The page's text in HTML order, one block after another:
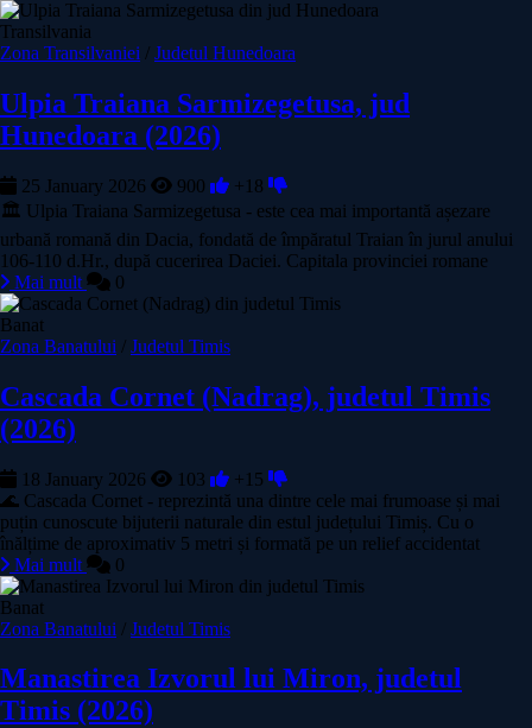
Transilvania
Zona Transilvaniei / Judetul Hunedoara
Ulpia Traiana Sarmizegetusa, jud
Hunedoara (2026)
25 January 2026 900
+18
🏛️ Ulpia Traiana Sarmizegetusa - este cea mai importantă așezare
urbană romană din Dacia, fondată de împăratul Traian în jurul anului
106-110 d.Hr., după cucerirea Daciei. Capitala provinciei romane
Mai mult
0
Banat
Zona Banatului / Judetul Timis
Cascada Cornet (Nadrag), judetul Timis
(2026)
18 January 2026 103
+15
🌊 Cascada Cornet - reprezintă una dintre cele mai frumoase și mai
puțin cunoscute bijuterii naturale din estul județului Timiș. Cu o
înălțime de aproximativ 5 metri și formată pe un relief accidentat
Mai mult
0
Banat
Zona Banatului / Judetul Timis
Manastirea Izvorul lui Miron, judetul
Timis (2026)